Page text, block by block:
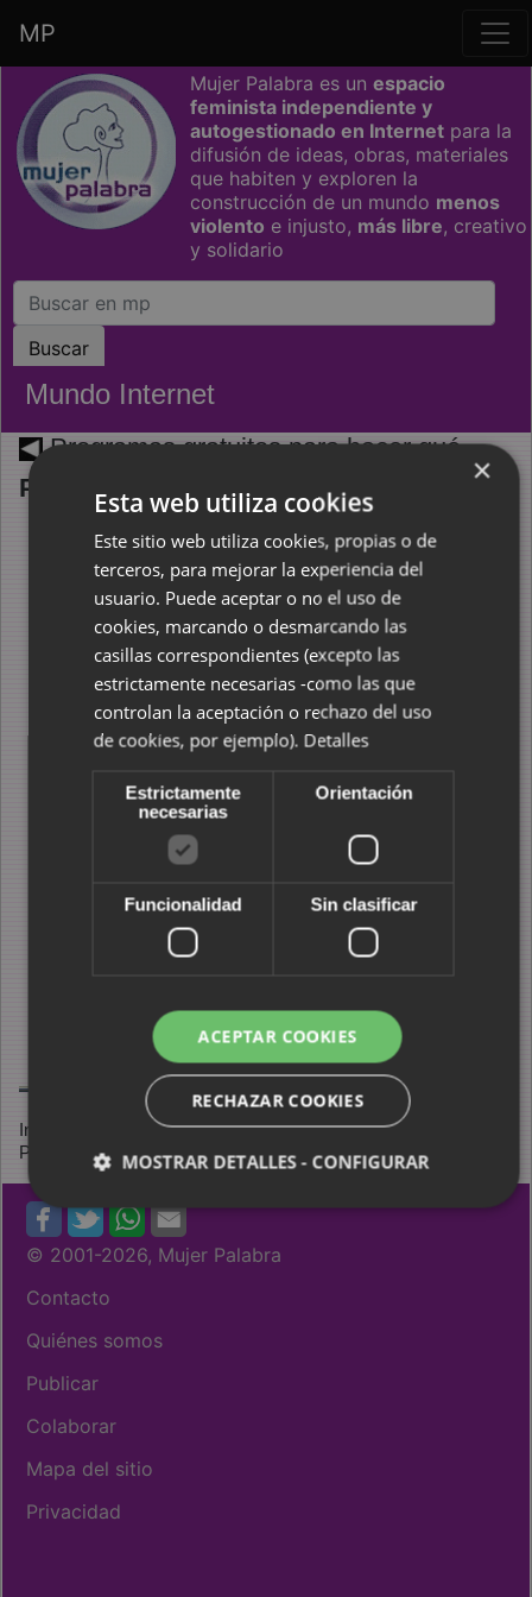
Saltar grupo de enlaces
MP
Mujer Palabra es un espacio
feminista independiente y
autogestionado en Internet para la
difusión de ideas, obras, materiales
que habiten y exploren la
construcción de un mundo menos
violento e injusto, más libre, creativo
y solidario
Mundo Internet
Programas gratuitos para hacer qué
Por Mujer Palabra (2011)
FTP- programa para poder subir un sitioweb
Internet. File Transfer Protocol - Protocolo de
Transferencia de Archivos. Del software libre, tenéis
el Firezilla: Minimanual de uso de Firezilla
Audacity
- editor deaudioy grabador de Linux
gratuito y fácil de usar. Se puede grabar, reproducir,
importar y exportar datos en varios formatos
incluyendo WAV, AIFF y MP3. En Talking People lo
usan para crear los audios del
inglés.
Hot Potatoes
(freeware) -
aplicación con la que puedes desarrollar hasta seis
tipos distintos de ejercicios educativos para tu página
Web. Desde 2009 ya no hay que registrarse para
acceder a una versión mejor. Ejemplo: en Talking
People lo usan para crear
ejercicios en inglés.
Información sobre uso de este material: dominio público
Publicado en mujerpalabra.net en8 de marzo2011
© 2001-2026, Mujer Palabra
Contacto
Quiénes somos
Publicar
Colaborar
Mapa del sitio
Privacidad
×
Esta web utiliza cookies
Este sitio web utiliza cookies, propias o de
terceros, para mejorar la experiencia del
usuario. Puede aceptar o no el uso de
cookies, marcando o desmarcando las
casillas correspondientes (excepto las
estrictamente necesarias -como las que
controlan la aceptación o rechazo del uso
de cookies, por ejemplo). Detalles
Estrictamente
necesarias
Orientación
Funcionalidad Sin clasificar
ACEPTAR COOKIES
RECHAZAR COOKIES
MOSTRAR DETALLES - CONFIGURAR